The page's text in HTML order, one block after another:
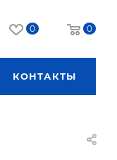
0 0
КОНТАКТЫ